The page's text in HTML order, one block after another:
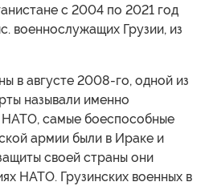
с 2004 по 2021 год
военнослужащих Грузии, из
в августе 2008-го, одной из
называли именно
НАТО, самые боеспособные
армии были в Ираке и
своей страны они
НАТО. Грузинских военных в